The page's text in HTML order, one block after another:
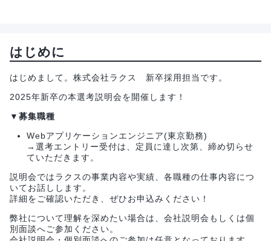
はじめに
はじめまして。株式会社ラクス 新卒採用担当です。
2025年新卒の本選考説明会を開催します！
▼募集職種
Webアプリケーションエンジニア(東京勤務)
→選考エントリー受付は、定員に達し次第、締め切らせ
ていただきます。
説明会ではラクスの事業内容や実績、各職種の仕事内容につ
いてお話しします。
詳細をご確認いただき、ぜひお申込みください！
弊社について理解を深めたい場合は、会社説明会もしくは個
別面談へご参加ください。